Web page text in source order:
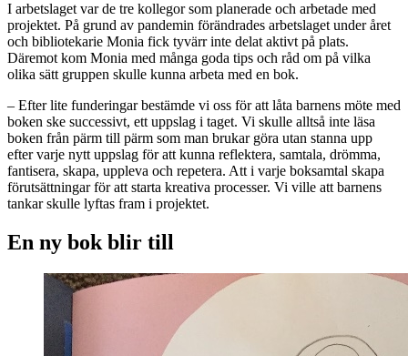
I arbetslaget var de tre kollegor som planerade och arbetade med
projektet. På grund av pandemin förändrades arbetslaget under året
och bibliotekarie Monia fick tyvärr inte delat aktivt på plats.
Däremot kom Monia med många goda tips och råd om på vilka
olika sätt gruppen skulle kunna arbeta med en bok.
– Efter lite funderingar bestämde vi oss för att låta barnens möte med
boken ske successivt, ett uppslag i taget. Vi skulle alltså inte läsa
boken från pärm till pärm som man brukar göra utan stanna upp
efter varje nytt uppslag för att kunna reflektera, samtala, drömma,
fantisera, skapa, uppleva och repetera. Att i varje boksamtal skapa
förutsättningar för att starta kreativa processer. Vi ville att barnens
tankar skulle lyftas fram i projektet.
En ny bok blir till